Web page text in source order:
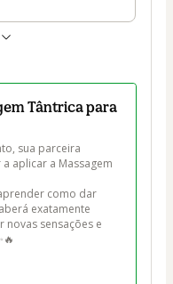
Tântrica para
sua parceira
aplicar a Massagem
como dar
exatamente
sensações e